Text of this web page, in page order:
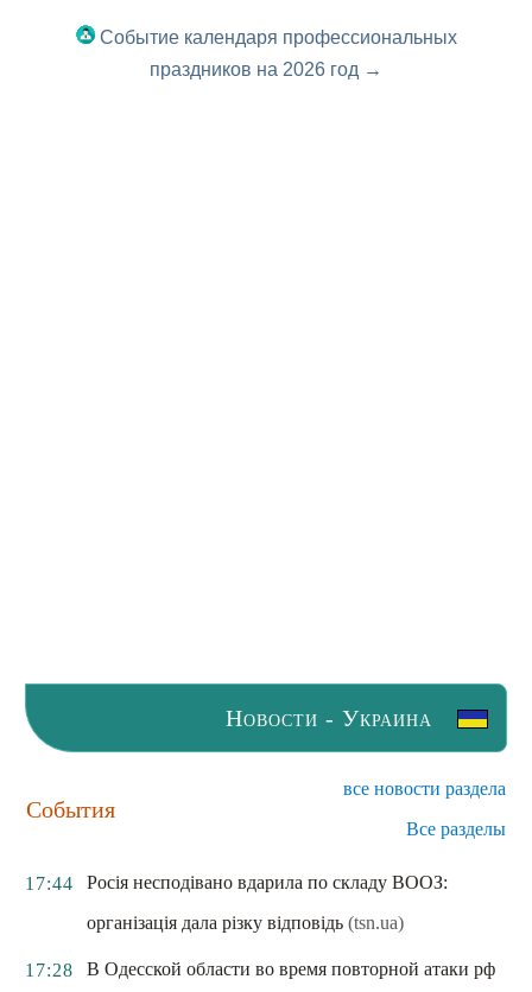
Событие календаря профессиональных
праздников на 2026 год →
Новости - Украина
События
все новости раздела
Все разделы
17:44
Росія несподівано вдарила по складу ВООЗ:
організація дала різку відповідь (tsn.ua)
17:28
В Одесской области во время повторной атаки рф